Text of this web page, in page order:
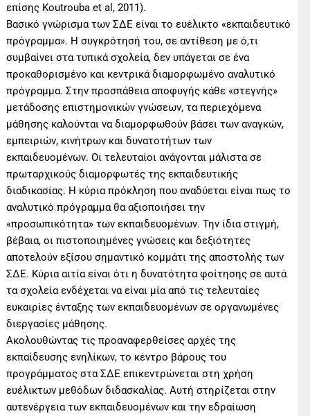
επίσης Koutrouba et al, 2011).
Βασικό γνώρισμα των ΣΔΕ είναι το ευέλικτο «εκπαιδευτικό
πρόγραμμα». Η συγκρότησή του, σε αντίθεση με ό,τι
συμβαίνει στα τυπικά σχολεία, δεν υπάγεται σε ένα
προκαθορισμένο και κεντρικά διαμορφωμένο αναλυτικό
πρόγραμμα. Στην προσπάθεια αποφυγής κάθε «στεγνής»
μετάδοσης επιστημονικών γνώσεων, τα περιεχόμενα
μάθησης καλούνται να διαμορφωθούν βάσει των αναγκών,
εμπειριών, κινήτρων και δυνατοτήτων των
εκπαιδευομένων. Οι τελευταίοι ανάγονται μάλιστα σε
πρωταρχικούς διαμορφωτές της εκπαιδευτικής
διαδικασίας. Η κύρια πρόκληση που αναδύεται είναι πως το
αναλυτικό πρόγραμμα θα αξιοποιήσει την
«προσωπικότητα» των εκπαιδευομένων. Την ίδια στιγμή,
βέβαια, οι πιστοποιημένες γνώσεις και δεξιότητες
αποτελούν εξίσου σημαντικό κομμάτι της αποστολής των
ΣΔΕ. Κύρια αιτία είναι ότι η δυνατότητα φοίτησης σε αυτά
τα σχολεία ενδέχεται να είναι μία από τις τελευταίες
ευκαιρίες ένταξης των εκπαιδευομένων σε οργανωμένες
διεργασίες μάθησης.
Ακολουθώντας τις προαναφερθείσες αρχές της
εκπαίδευσης ενηλίκων, το κέντρο βάρους του
προγράμματος στα ΣΔΕ επικεντρώνεται στη χρήση
ευέλικτων μεθόδων διδασκαλίας. Αυτή στηρίζεται στην
αυτενέργεια των εκπαιδευομένων και την εδραίωση